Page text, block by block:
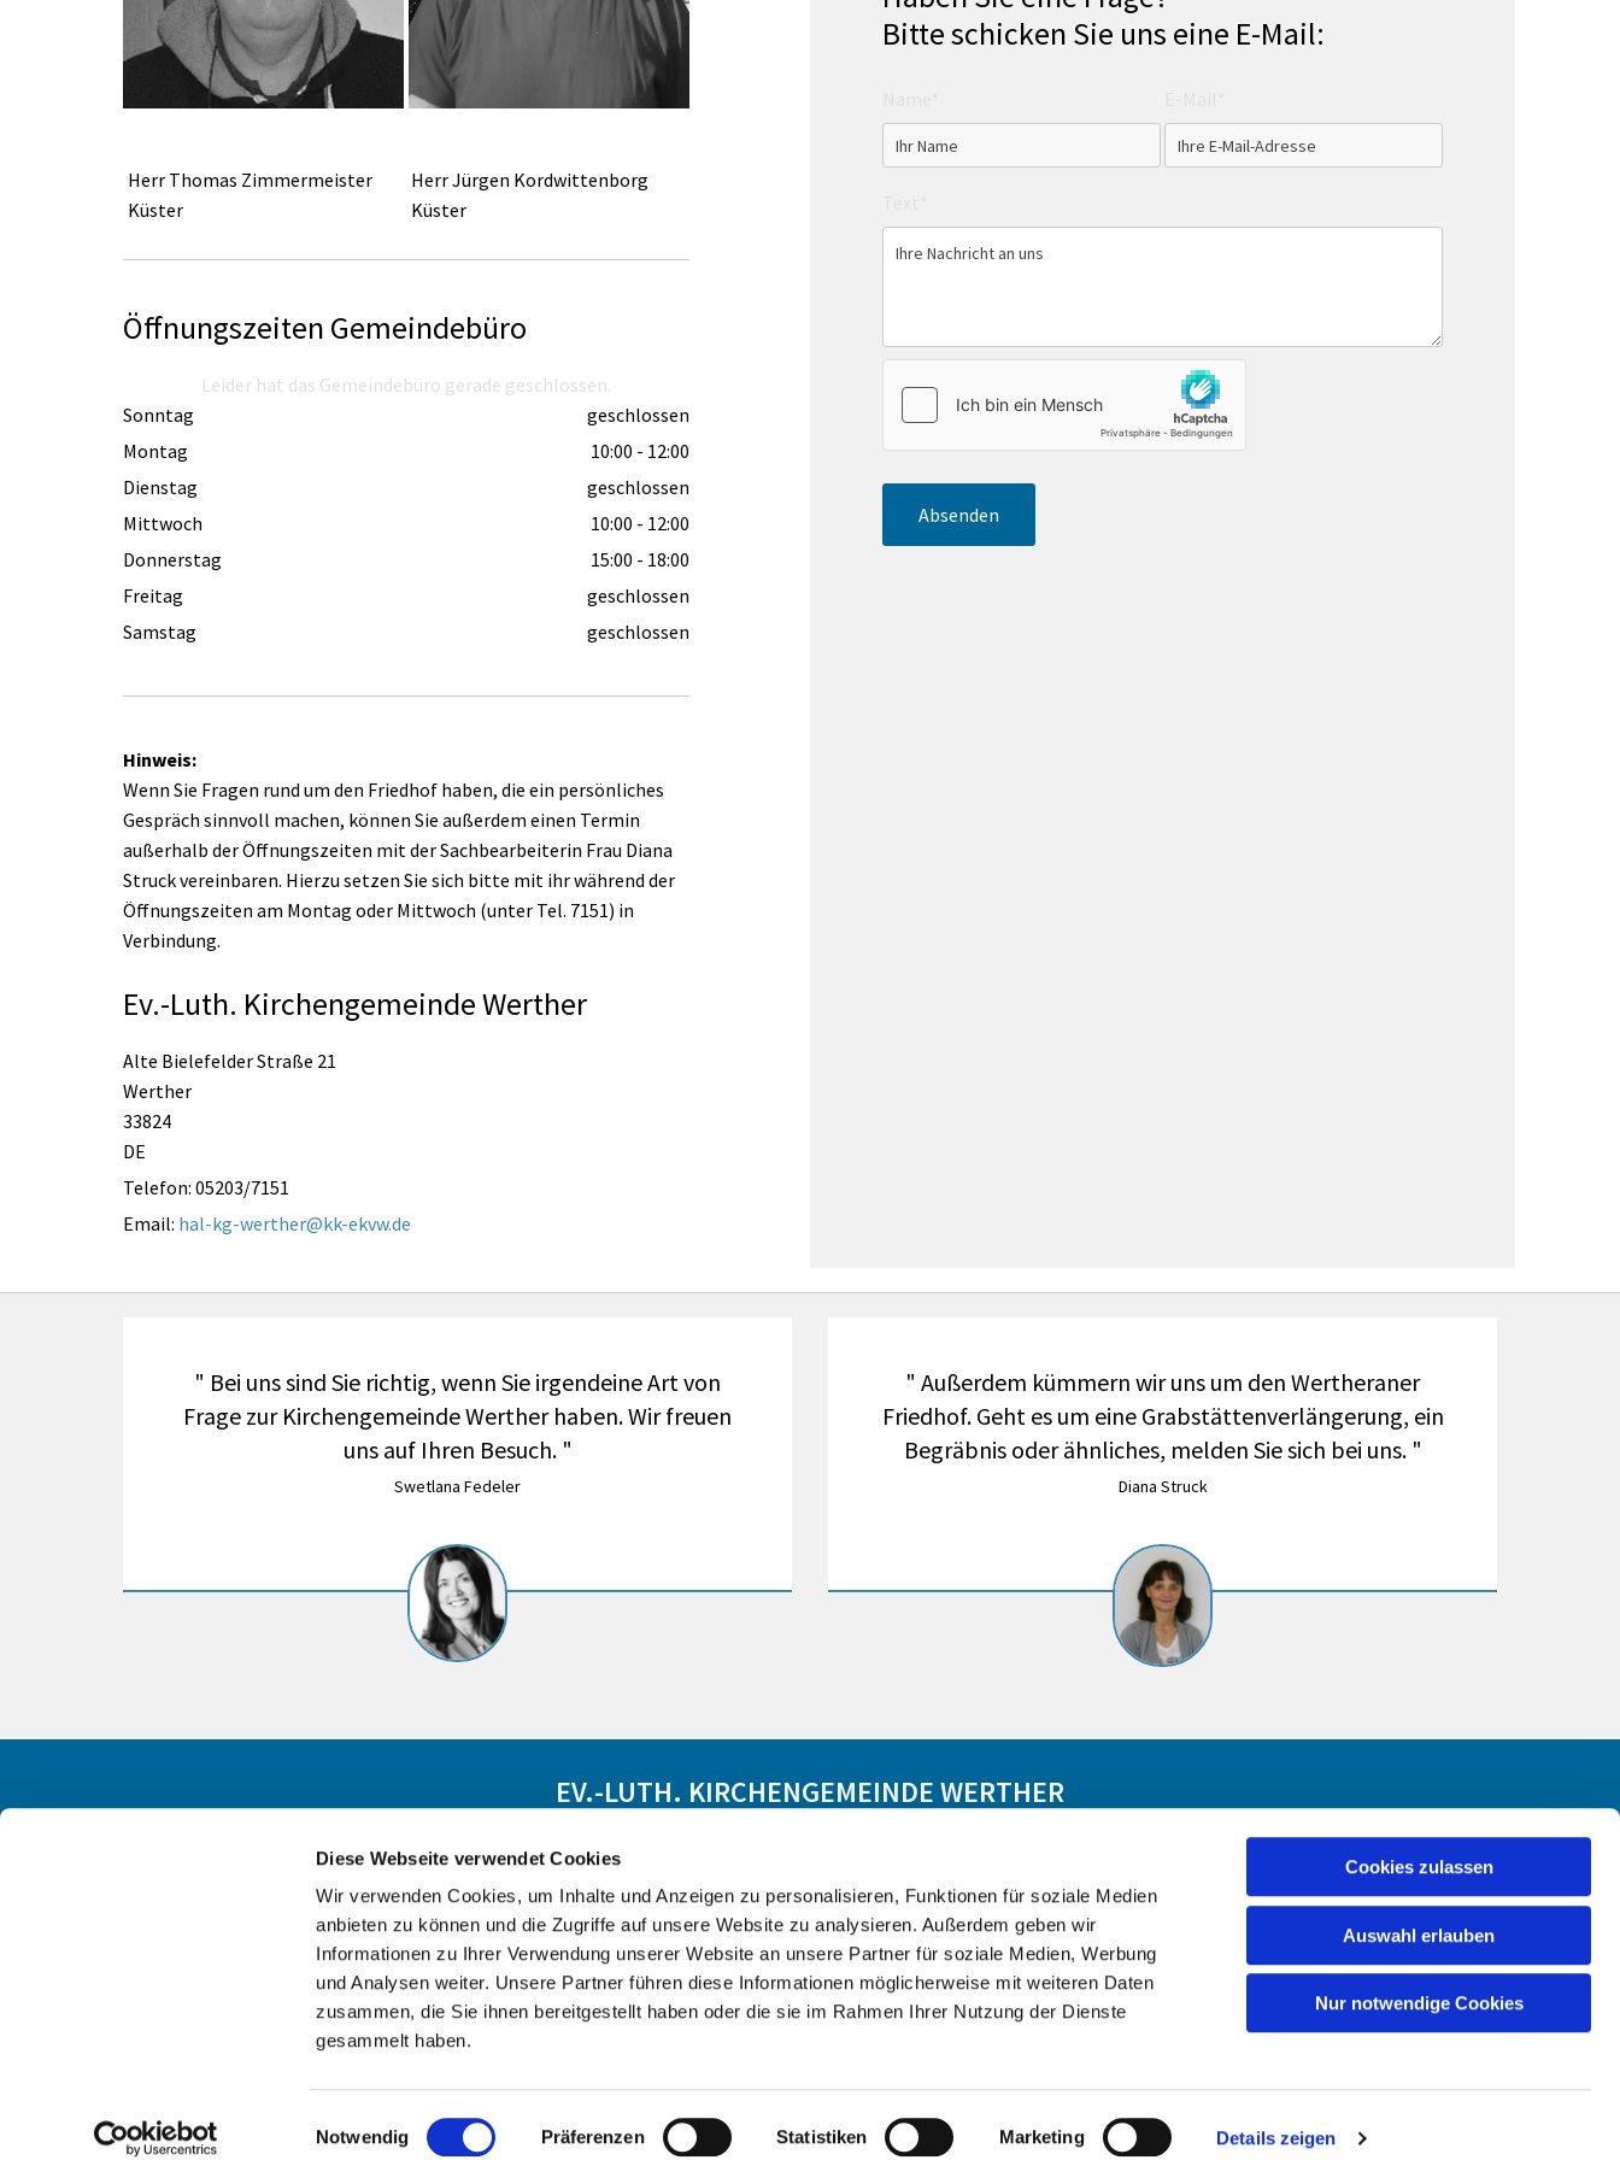
Diese Webseite verwendet Cookies
Wir verwenden Cookies, um Inhalte und Anzeigen zu personalisieren, Funktionen für soziale Medien
anbieten zu können und die Zugriffe auf unsere Website zu analysieren. Außerdem geben wir
Informationen zu Ihrer Verwendung unserer Website an unsere Partner für soziale Medien, Werbung
und Analysen weiter. Unsere Partner führen diese Informationen möglicherweise mit weiteren Daten
zusammen, die Sie ihnen bereitgestellt haben oder die sie im Rahmen Ihrer Nutzung der Dienste
gesammelt haben.
Einwilligungsauswahl
Notwendig Präferenzen Statistiken Marketing Details zeigen
Cookies zulassen
Auswahl erlauben
Nur notwendige Cookies
Herr Thomas Zimmermeister
Küster
Herr Jürgen Kordwittenborg
Küster
Öffnungszeiten Gemeindebüro
Leider hat das Gemeindebüro gerade geschlossen.
Sonntag
geschlossen
Montag
10:00 - 12:00
Dienstag
geschlossen
Mittwoch
10:00 - 12:00
Donnerstag
15:00 - 18:00
Freitag
geschlossen
Samstag
geschlossen
Hinweis:
Wenn Sie Fragen rund um den Friedhof haben, die ein persönliches
Gespräch sinnvoll machen, können Sie außerdem einen Termin
außerhalb der Öffnungszeiten mit der Sachbearbeiterin Frau Diana
Struck vereinbaren. Hierzu setzen Sie sich bitte mit ihr während der
Öffnungszeiten am Montag oder Mittwoch (unter Tel. 7151) in
Verbindung.
Ev.-Luth. Kirchengemeinde Werther
Alte Bielefelder Straße 21
Werther
33824
DE
Telefon: 05203/7151
Email: hal-kg-werther@kk-ekvw.de
Bitte schicken Sie uns eine E-Mail:
" Bei uns sind Sie richtig, wenn Sie irgendeine Art von
Frage zur Kirchengemeinde Werther haben. Wir freuen
uns auf Ihren Besuch. "
Swetlana Fedeler
" Außerdem kümmern wir uns um den Wertheraner
Friedhof. Geht es um eine Grabstättenverlängerung, ein
Begräbnis oder ähnliches, melden Sie sich bei uns. "
Diana Struck
EV.-LUTH. KIRCHENGEMEINDE WERTHER
Anfahrt Öffnungszeiten